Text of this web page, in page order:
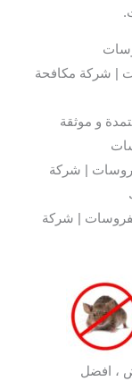
| شركة مكافحة
و موثقة
| شركة
| شركة
، افضل